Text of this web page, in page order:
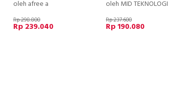
oleh afree a
Rp 298.800
Rp 239.040
oleh MID TEKNOLOGI
Rp 237.600
Rp 190.080